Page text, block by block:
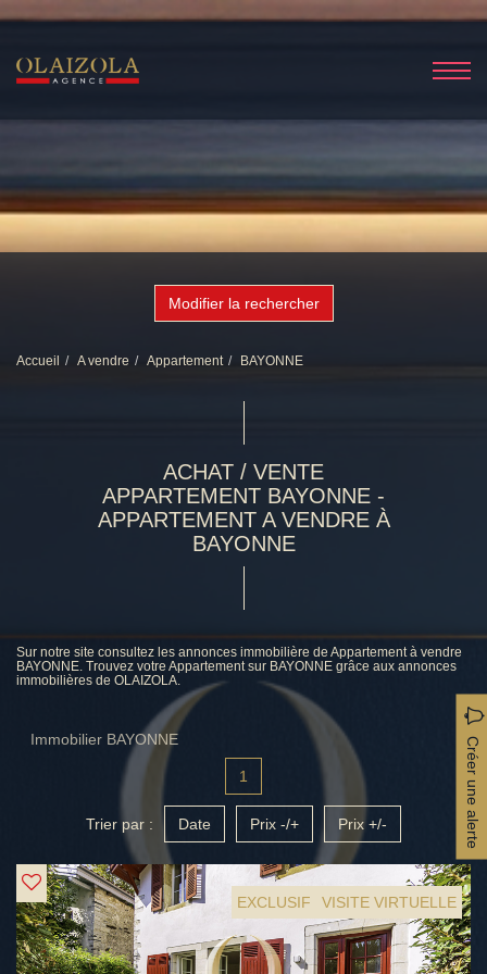
Modifier la rechercher
Accueil A vendre Appartement BAYONNE
ACHAT / VENTE
APPARTEMENT BAYONNE -
APPARTEMENT A VENDRE À
BAYONNE
Sur notre site consultez les annonces immobilière de Appartement à vendre
BAYONNE. Trouvez votre Appartement sur BAYONNE grâce aux annonces
immobilières de OLAIZOLA.
Immobilier BAYONNE Créer une alerte
1
Trier par : Date Prix -/+ Prix +/-
EXCLUSIF VISITE VIRTUELLE